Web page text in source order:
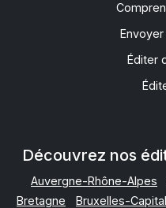
Éditer
Découvrez nos
Auvergne-Rhône-Alpes
Bretagne
Bruxelles-